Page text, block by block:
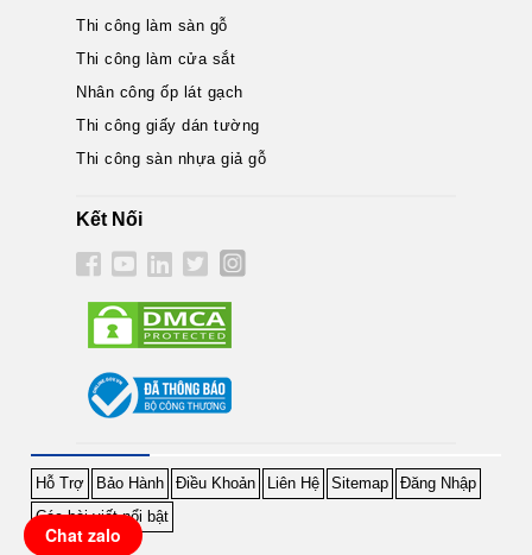
Thi công làm sàn gỗ
Thi công làm cửa sắt
Nhân công ốp lát gạch
Thi công giấy dán tường
Thi công sàn nhựa giả gỗ
Kết Nối
Hỗ Trợ Bảo Hành Điều Khoản Liên Hệ Sitemap
Đăng Nhập
Các bài viết nổi bật
Chat zalo